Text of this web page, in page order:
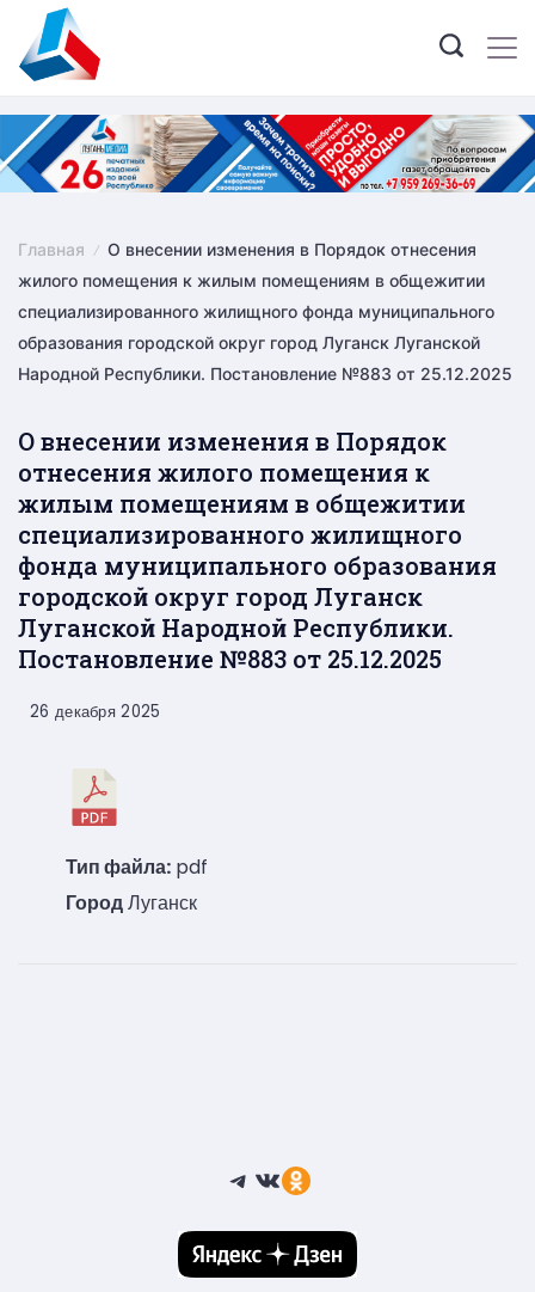
content
Главная
О внесении изменения в Порядок отнесения
жилого помещения к жилым помещениям в общежитии
специализированного жилищного фонда муниципального
образования городской округ город Луганск Луганской
Народной Республики. Постановление №883 от 25.12.2025
О внесении изменения в Порядок
отнесения жилого помещения к
жилым помещениям в общежитии
специализированного жилищного
фонда муниципального образования
городской округ город Луганск
Луганской Народной Республики.
Постановление №883 от 25.12.2025
26 декабря 2025
Тип файла: pdf
ГородЛуганск
Telegram
ВКонтакте
Ссылка